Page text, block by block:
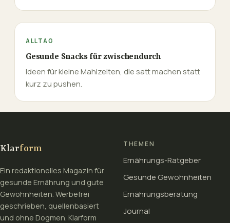
ALLTAG
Gesunde Snacks für zwischendurch
Ideen für kleine Mahlzeiten, die satt machen statt
kurz zu pushen.
Klarform
Ein redaktionelles Magazin für
gesunde Ernährung und gute
Gewohnheiten. Werbefrei
geschrieben, quellenbasiert
und ohne Dogmen. Klarform
THEMEN
Ernährungs-Ratgeber
Gesunde Gewohnheiten
Ernährungsberatung
Journal